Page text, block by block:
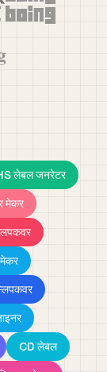
लेबल जनरेटर
मेकर
CD लेबल